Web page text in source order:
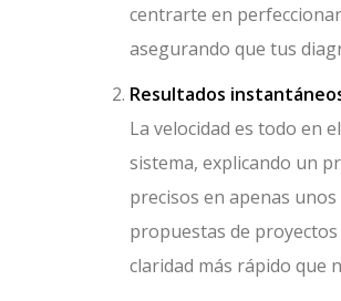
centrarte en
asegurando que tus
Resultados
La velocidad es todo en
sistema, explicando un
precisos en apenas
propuestas de
claridad más rápido que